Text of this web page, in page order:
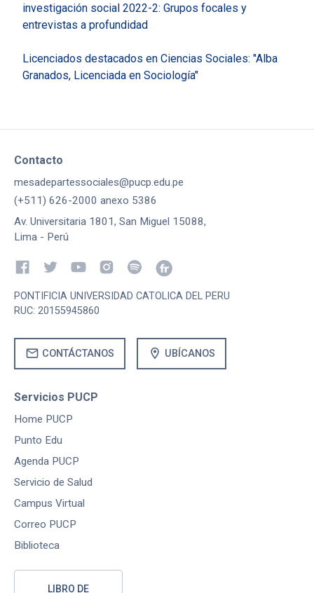
investigación social 2022-2: Grupos focales y
entrevistas a profundidad
Licenciados destacados en Ciencias Sociales: "Alba
Granados, Licenciada en Sociología"
Contacto
mesadepartessociales@pucp.edu.pe
(+511) 626-2000 anexo 5386
Av. Universitaria 1801, San Miguel 15088,
Lima - Perú
PONTIFICIA UNIVERSIDAD CATOLICA DEL PERU
RUC: 20155945860
mail CONTÁCTANOS location_on UBÍCANOS
Servicios PUCP
Home PUCP
Punto Edu
Agenda PUCP
Servicio de Salud
Campus Virtual
Correo PUCP
Biblioteca
LIBRO DE